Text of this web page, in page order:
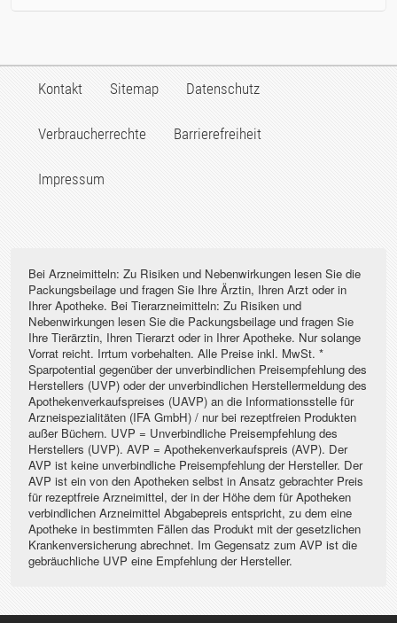
Kontakt Sitemap Datenschutz
Verbraucherrechte Barrierefreiheit
Impressum
Bei Arzneimitteln: Zu Risiken und Nebenwirkungen lesen Sie die
Packungsbeilage und fragen Sie Ihre Ärztin, Ihren Arzt oder in
Ihrer Apotheke. Bei Tierarzneimitteln: Zu Risiken und
Nebenwirkungen lesen Sie die Packungsbeilage und fragen Sie
Ihre Tierärztin, Ihren Tierarzt oder in Ihrer Apotheke. Nur solange
Vorrat reicht. Irrtum vorbehalten. Alle Preise inkl. MwSt. *
Sparpotential gegenüber der unverbindlichen Preisempfehlung des
Herstellers (UVP) oder der unverbindlichen Herstellermeldung des
Apothekenverkaufspreises (UAVP) an die Informationsstelle für
Arzneispezialitäten (IFA GmbH) / nur bei rezeptfreien Produkten
außer Büchern. UVP = Unverbindliche Preisempfehlung des
Herstellers (UVP). AVP = Apothekenverkaufspreis (AVP). Der
AVP ist keine unverbindliche Preisempfehlung der Hersteller. Der
AVP ist ein von den Apotheken selbst in Ansatz gebrachter Preis
für rezeptfreie Arzneimittel, der in der Höhe dem für Apotheken
verbindlichen Arzneimittel Abgabepreis entspricht, zu dem eine
Apotheke in bestimmten Fällen das Produkt mit der gesetzlichen
Krankenversicherung abrechnet. Im Gegensatz zum AVP ist die
gebräuchliche UVP eine Empfehlung der Hersteller.